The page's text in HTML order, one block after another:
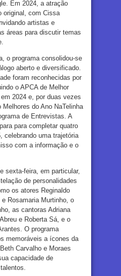
Em 2024, a atração
original, com Cissa
artistas e
áreas para discutir temas
o programa consolidou-se
aberto e diversificado.
foram reconhecidas por
o APCA de Melhor
2024 e, por duas vezes
do Ano NaTelinha
de Entrevistas. A
para completar quatro
celebrando uma trajetória
com a informação e o
sexta-feira, em particular,
de personalidades
os atores Reginaldo
Rosamaria Murtinho, o
as cantoras Adriana
e Roberta Sá, e o
O programa
memoráveis a ícones da
Carvalho e Moraes
capacidade de